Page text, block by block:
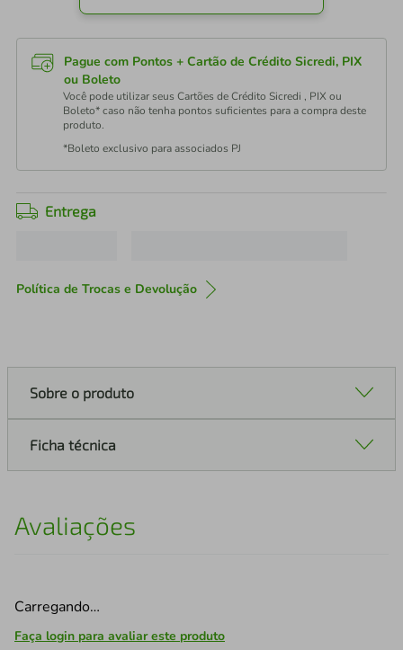
Pague com Pontos + Cartão de Crédito Sicredi, PIX
ou Boleto
Você pode utilizar seus Cartões de Crédito Sicredi , PIX ou
Boleto* caso não tenha pontos suficientes para a compra deste
produto.
*Boleto exclusivo para associados PJ
Entrega
Política de Trocas e Devolução
Sobre o produto
Ficha técnica
Avaliações
Carregando…
Faça login para avaliar este produto